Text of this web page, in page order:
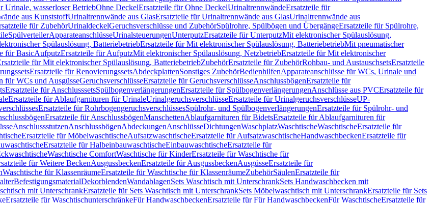
Urinale, wasserloser BetriebOhne DeckelErsatzteile für Ohne DeckelUrinaltrennwändeErsatzteile für
aus KunststoffUrinaltrennwände aus GlasErsatzteile für Urinaltrennwände aus GlasUrinaltrennwände aus
für ZubehörUrinaldeckelGeruchsverschlüsse und ZubehörSpülrohre, Spülbögen und ÜbergängeErsatzteile für Spülrohre,
SpülverteilerApparateanschlüsseUrinalsteuerungenUnterputzErsatzteile für UnterputzMit elektronischer Spülauslösung,
Spülauslösung, BatteriebetriebErsatzteile für Mit elektronischer Spülauslösung, BatteriebetriebMit pneumatischer
für BasicAufputzErsatzteile für AufputzMit elektronischer Spülauslösung, NetzbetriebErsatzteile für Mit elektronischer
für Mit elektronischer Spülauslösung, BatteriebetriebZubehörErsatzteile für ZubehörRohbau- und AustauschsetsErsatzteile
Ersatzteile für RenovierungssetsAbdeckplattenSonstiges ZubehörBedienhilfenApparateanschlüsse für WCs, Urinale und
für WCs und AusgüsseGeruchsverschlüsseErsatzteile für GeruchsverschlüsseAnschlussbögenErsatzteile für
Ersatzteile für AnschlusssetsSpülbogenverlängerungenErsatzteile für SpülbogenverlängerungenAnschlüsse aus PVCErsatzteile für
Ersatzteile für Ablaufgarnituren für UrinaleUrinalgeruchsverschlüsseErsatzteile für UrinalgeruchsverschlüsseUP-
Ersatzteile für RohrbogengeruchsverschlüssesSpülrohr- und SpülbogenverlängerungenErsatzteile für Spülrohr- und
Ersatzteile für AnschlussbögenManschettenAblaufgarnituren für BidetsErsatzteile für Ablaufgarnituren für
AnschlussstutzenAnschlussbögenAbdeckungenAnschlüsseDichtungenWaschplatzWaschtischeWaschtischeErsatzteile für
Ersatzteile für MöbelwaschtischeAufsatzwaschtischeErsatzteile für AufsatzwaschtischeHandwaschbeckenErsatzteile für
Ersatzteile für HalbeinbauwaschtischeEinbauwaschtischeErsatzteile für
Waschtische ComfortWaschtische für KinderErsatzteile für Waschtische für
für Weitere BeckenAusgussbeckenErsatzteile für AusgussbeckenAusgüsseErsatzteile für
Waschtische für KlassenräumeErsatzteile für Waschtische für KlassenräumeZubehörSäulenErsatzteile für
BefestigungsmaterialDekorblendenWandablagenSets Waschtisch mit UnterschrankSets Handwaschbecken mit
mit UnterschrankErsatzteile für Sets Waschtisch mit UnterschrankSets Möbelwaschtisch mit UnterschrankErsatzteile für Sets
Ersatzteile für WaschtischunterschränkeFür HandwaschbeckenErsatzteile für Für HandwaschbeckenFür WaschtischeErsatzteile für